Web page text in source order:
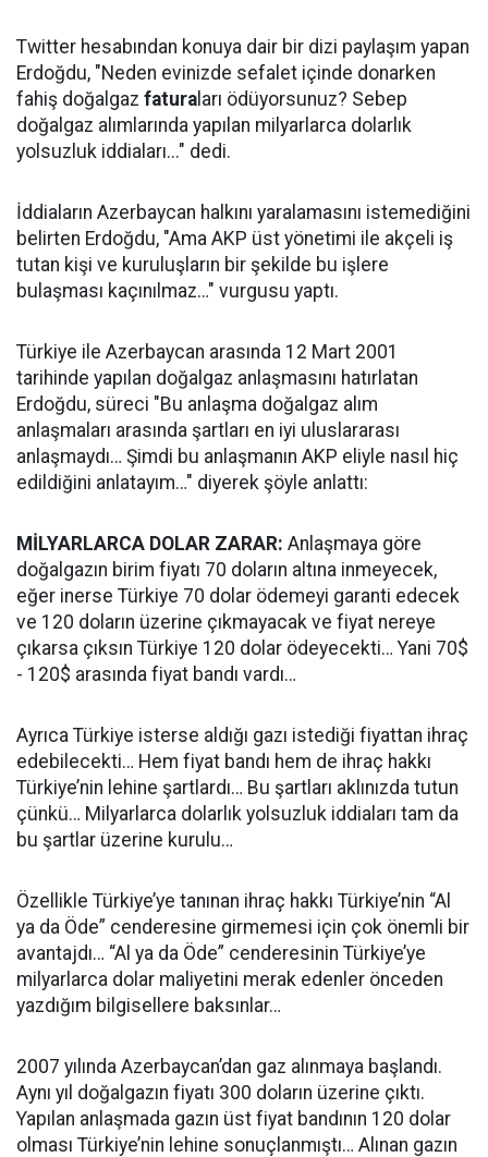
Twitter hesabından konuya dair bir dizi paylaşım yapan
Erdoğdu, "Neden evinizde sefalet içinde donarken
fahiş doğalgaz fatura ları ödüyorsunuz? Sebep
doğalgaz alımlarında yapılan milyarlarca dolarlık
yolsuzluk iddiaları..." dedi.
İddiaların Azerbaycan halkını yaralamasını istemediğini
belirten Erdoğdu, "Ama AKP üst yönetimi ile akçeli iş
tutan kişi ve kuruluşların bir şekilde bu işlere
bulaşması kaçınılmaz…" vurgusu yaptı.
Türkiye ile Azerbaycan arasında 12 Mart 2001
tarihinde yapılan doğalgaz anlaşmasını hatırlatan
Erdoğdu, süreci "Bu anlaşma doğalgaz alım
anlaşmaları arasında şartları en iyi uluslararası
anlaşmaydı… Şimdi bu anlaşmanın AKP eliyle nasıl hiç
edildiğini anlatayım…" diyerek şöyle anlattı:
MİLYARLARCA DOLAR ZARAR: Anlaşmaya göre
doğalgazın birim fiyatı 70 doların altına inmeyecek,
eğer inerse Türkiye 70 dolar ödemeyi garanti edecek
ve 120 doların üzerine çıkmayacak ve fiyat nereye
çıkarsa çıksın Türkiye 120 dolar ödeyecekti… Yani 70$
- 120$ arasında fiyat bandı vardı…
Ayrıca Türkiye isterse aldığı gazı istediği fiyattan ihraç
edebilecekti… Hem fiyat bandı hem de ihraç hakkı
Türkiye’nin lehine şartlardı… Bu şartları aklınızda tutun
çünkü… Milyarlarca dolarlık yolsuzluk iddiaları tam da
bu şartlar üzerine kurulu…
Özellikle Türkiye’ye tanınan ihraç hakkı Türkiye’nin “Al
ya da Öde” cenderesine girmemesi için çok önemli bir
avantajdı… “Al ya da Öde” cenderesinin Türkiye’ye
milyarlarca dolar maliyetini merak edenler önceden
yazdığım bilgisellere baksınlar…
2007 yılında Azerbaycan’dan gaz alınmaya başlandı.
Aynı yıl doğalgazın fiyatı 300 doların üzerine çıktı.
Yapılan anlaşmada gazın üst fiyat bandının 120 dolar
olması Türkiye’nin lehine sonuçlanmıştı… Alınan gazın